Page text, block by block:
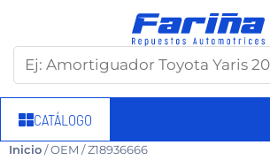
CATÁLOGO
Inicio/ OEM / Z18936666